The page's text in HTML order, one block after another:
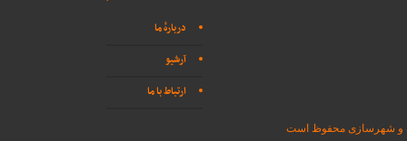
دربارهٔ ما
آرشیو
ارتباط با ما
و شهرسازی محفوظ است